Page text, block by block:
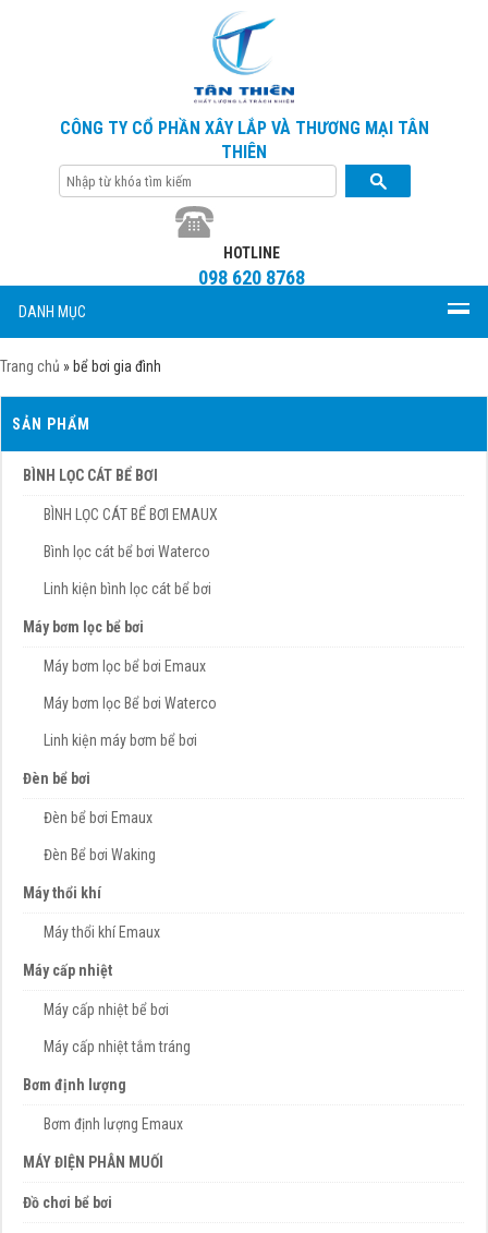
CÔNG TY CỔ PHẦN XÂY LẮP VÀ THƯƠNG MẠI TÂN
THIÊN
HOTLINE
098 620 8768
DANH MỤC
Trang chủ » bể bơi gia đình
SẢN PHẨM
BÌNH LỌC CÁT BỂ BƠI
BÌNH LỌC CÁT BỂ BƠI EMAUX
Bình lọc cát bể bơi Waterco
Linh kiện bình lọc cát bể bơi
Máy bơm lọc bể bơi
Máy bơm lọc bể bơi Emaux
Máy bơm lọc Bể bơi Waterco
Linh kiện máy bơm bể bơi
Đèn bể bơi
Đèn bể bơi Emaux
Đèn Bể bơi Waking
Máy thổi khí
Máy thổi khí Emaux
Máy cấp nhiệt
Máy cấp nhiệt bể bơi
Máy cấp nhiệt tắm tráng
Bơm định lượng
Bơm định lượng Emaux
MÁY ĐIỆN PHÂN MUỐI
Đồ chơi bể bơi